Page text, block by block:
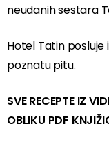
neudanih sestara
Hotel Tatin posluje
poznatu pitu.
SVE RECEPTE IZ
OBLIKU PDF